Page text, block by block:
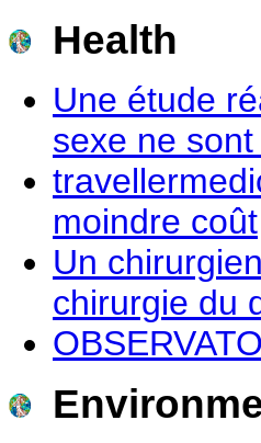
Health
Une étude
sexe ne
moindre coût
Un
chirurgie du